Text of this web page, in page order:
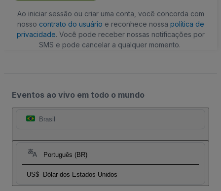
Ao iniciar sessão ou criar uma conta, você concorda com
nosso contrato do usuário e reconhece nossa política de
privacidade. Você pode receber nossas notificações por
SMS e pode cancelar a qualquer momento.
Eventos ao vivo em todo o mundo
Brasil
Português (BR)
US$ Dólar dos Estados Unidos